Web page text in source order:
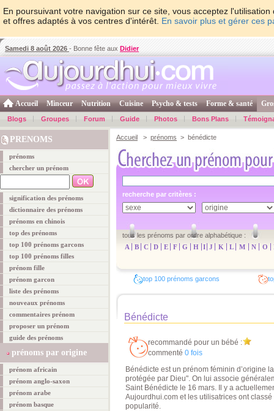
En poursuivant votre navigation sur ce site, vous acceptez
et offres adaptés à vos centres d'intérêt. En savoir plus et gérer ces
Samedi 8 août 2026 - Bonne fête aux Didier
Accueil Minceur Nutrition Cuisine Psycho & tests Forme & santé
Blogs Groupes Forum Guide Photos Bons Plans
PRENOMS
prénoms
chercher un prénom
signification des prénoms
dictionnaire des prénoms
prénoms en chinois
top des prénoms
top 100 prénoms garcons
top 100 prénoms filles
prénom fille
prénom garcon
liste des prénoms
nouveaux prénoms
commentaires prénom
proposer un prénom
guide des prénoms
prénoms par origine
prénom africain
prénom anglo-saxon
prénom arabe
prénom basque
Accueil > prénoms > bénédicte
recherche par critères :
tous les prénoms par ordre alphabétique :
A
B C D E F G H I J K L M N O
top 100 prénoms garcons
Bénédicte
recommandé pour un bébé :
commenté 0 fois
Bénédicte est un prénom féminin d’origine
protégée par Dieu". On lui associe
Saint Bénédicte le 16 mars. Il y a
Aujourdhui.com et les utilisatrices ont
popularité.